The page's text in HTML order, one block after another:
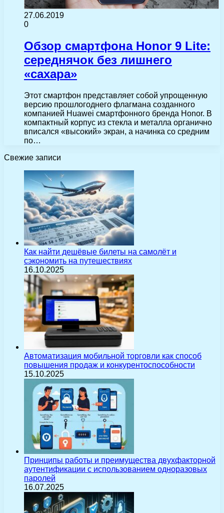
27.06.2019
0
Обзор смартфона Honor 9 Lite:
середнячок без лишнего
«сахара»
Этот смартфон представляет собой упрощенную
версию прошлогоднего флагмана созданного
компанией Huawei смартфонного бренда Honor. В
компактный корпус из стекла и металла органично
вписался «высокий» экран, а начинка со средним
по…
Свежие записи
Как найти дешёвые билеты на самолёт и
сэкономить на путешествиях
16.10.2025
Автоматизация мобильной торговли как способ
повышения продаж и конкурентоспособности
15.10.2025
Принципы работы и преимущества двухфакторной
аутентификации с использованием одноразовых
паролей
16.07.2025